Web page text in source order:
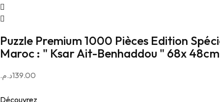
Puzzle Premium 1000 Pièces Edition
Maroc : " Ksar Ait-Benhaddou " 68x 48cm
139.00د.م.
Découvrez